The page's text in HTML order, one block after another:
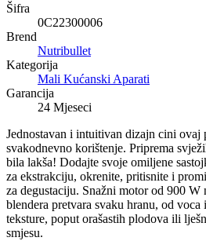
Šifra
0C22300006
Brend
Nutribullet
Kategorija
Mali Kućanski Aparati
Garancija
24 Mjeseci
Jednostavan i intuitivan dizajn cini ovaj
svakodnevno korištenje. Priprema
bila lakša! Dodajte svoje omiljene
za ekstrakciju, okrenite, pritisnite i
za degustaciju. Snažni motor od 900
blendera pretvara svaku hranu, od
teksture, poput orašastih plodova ili
smjesu.